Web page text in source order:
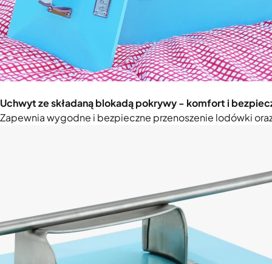
Uchwyt ze składaną blokadą pokrywy - komfort i
Zapewnia wygodne i bezpieczne przenoszenie lodówki